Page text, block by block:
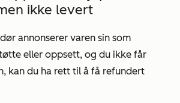
ikke levert
annonserer varen sin som
eller oppsett, og du ikke får
kan du ha rett til å få refundert